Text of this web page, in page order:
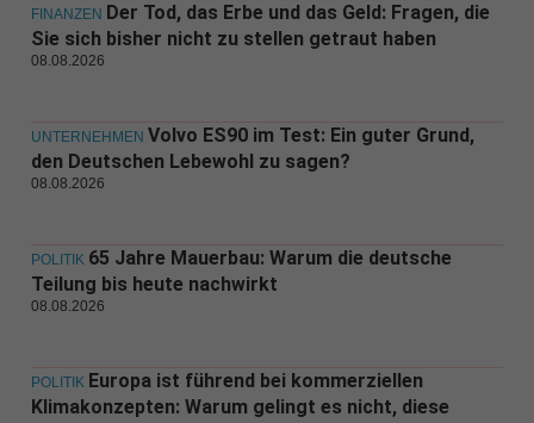
FINANZEN Der Tod, das Erbe und das Geld: Fragen, die
Sie sich bisher nicht zu stellen getraut haben
08.08.2026
UNTERNEHMEN Volvo ES90 im Test: Ein guter Grund,
den Deutschen Lebewohl zu sagen?
08.08.2026
POLITIK 65 Jahre Mauerbau: Warum die deutsche
Teilung bis heute nachwirkt
08.08.2026
POLITIK Europa ist führend bei kommerziellen
Klimakonzepten: Warum gelingt es nicht, diese